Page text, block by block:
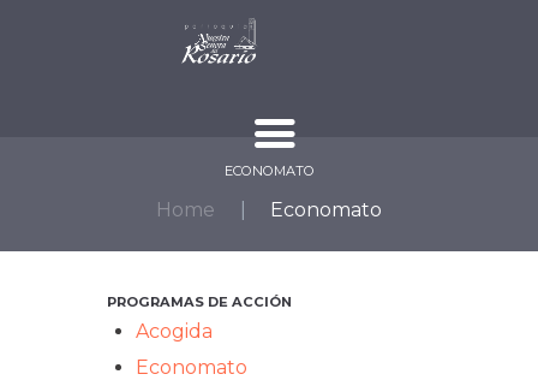
ECONOMATO
Home Economato
PROGRAMAS DE ACCIÓN
Acogida
Economato